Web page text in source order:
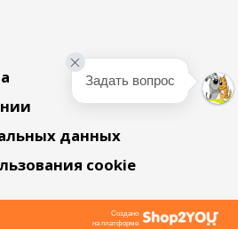
данных
cookie
Создано
на платформе
Задать вопрос